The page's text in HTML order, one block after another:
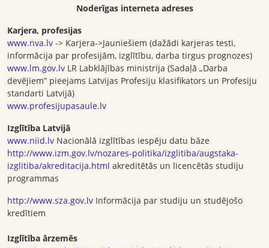
Noderīgas interneta adreses
Karjera, profesijas
www.nva.lv -> Karjera->Jauniešiem (dažādi karjeras testi,
informācija par profesijām, izglītību, darba tirgus prognozes)
www.lm.gov.lv LR Labklājības ministrija (Sadaļā „Darba
devējiem” pieejams Latvijas Profesiju klasifikators un Profesiju
standarti Latvijā)
www.profesijupasaule.lv
Izglītība Latvijā
www.niid.lv Nacionālā izglītības iespēju datu bāze
http://www.izm.gov.lv/nozares-politika/izglitiba/augstaka-
izglitiba/akreditacija.html akreditētās un licencētās studiju
programmas
http://www.sza.gov.lv Informācija par studiju un studējošo
kredītiem
Izglītība ārzemēs